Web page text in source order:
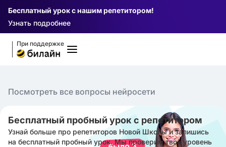
Бесплатный урок с нашим репетитором!
Узнать подробнее
При поддержке
Посмотреть все вопросы нейросети
Бесплатный пробный урок с репетитором
Узнай больше про репетиторов Новой Школы и запишись
на бесплатный пробный урок. Мы проверим твой уровень